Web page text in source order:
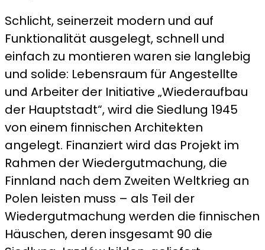
Schlicht, seinerzeit modern und auf
Funktionalität ausgelegt, schnell und
einfach zu montieren waren sie langlebig
und solide: Lebensraum für Angestellte
und Arbeiter der Initiative „Wiederaufbau
der Hauptstadt“, wird die Siedlung 1945
von einem finnischen Architekten
angelegt. Finanziert wird das Projekt im
Rahmen der Wiedergutmachung, die
Finnland nach dem Zweiten Weltkrieg an
Polen leisten muss – als Teil der
Wiedergutmachung werden die finnischen
Häuschen, deren insgesamt 90 die